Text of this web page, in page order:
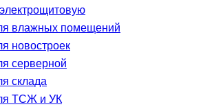
влажных помещений
новостроек
серверной
склада
ТСЖ и УК